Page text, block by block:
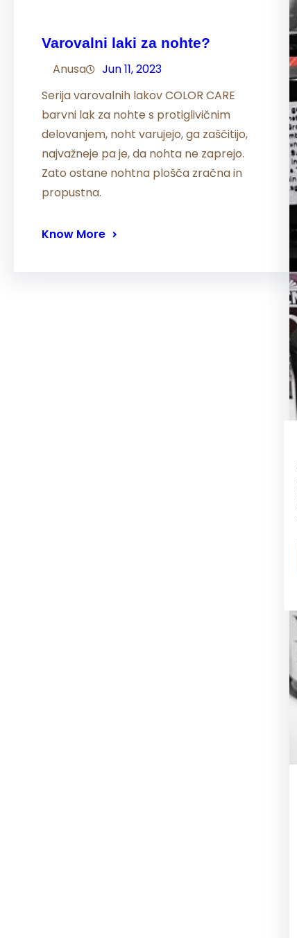
Varovalni laki za nohte?
Anusa
Jun 11, 2023
Serija varovalnih lakov COLOR CARE
barvni lak za nohte s protiglivičnim
delovanjem, noht varujejo, ga zaščitijo,
najvažneje pa je, da nohta ne zaprejo.
Zato ostane nohtna plošča zračna in
propustna.
Know More